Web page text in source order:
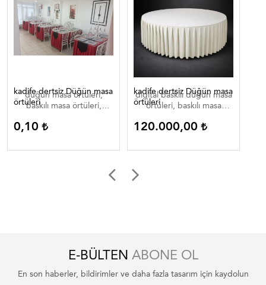
kadife dertsiz Düğün masa
örtüleri
düğün masa örtüleri,
baskılı masa örtüleri,
düğün masa örtüleri
0,10
kadife dertsiz Düğün masa
örtüleri
digital baskılı düğün masa
örtüleri, baskılı masa
örtüleri , düğün masa
ortuleri
120.000,00
E-BÜLTEN ABONE OL
En son haberler, bildirimler ve daha fazla tasarım için kaydolun